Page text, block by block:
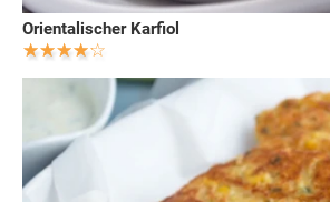
Orientalischer Karfiol